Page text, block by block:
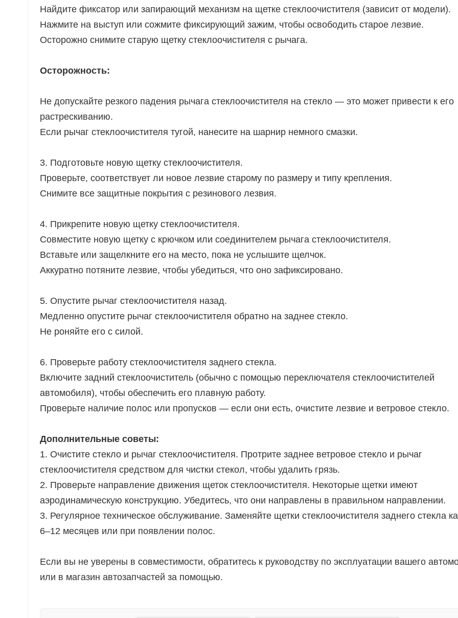
Найдите фиксатор или запирающий механизм на щетке стеклоочистителя (зависит от модели).
Нажмите на выступ или сожмите фиксирующий зажим, чтобы освободить старое лезвие.
Осторожно снимите старую щетку стеклоочистителя с рычага.
Осторожность:
Не допускайте резкого падения рычага стеклоочистителя на стекло — это может привести к его
растрескиванию.
Если рычаг стеклоочистителя тугой, нанесите на шарнир немного смазки.
3. Подготовьте новую щетку стеклоочистителя.
Проверьте, соответствует ли новое лезвие старому по размеру и типу крепления.
Снимите все защитные покрытия с резинового лезвия.
4. Прикрепите новую щетку стеклоочистителя.
Совместите новую щетку с крючком или соединителем рычага стеклоочистителя.
Вставьте или защелкните его на место, пока не услышите щелчок.
Аккуратно потяните лезвие, чтобы убедиться, что оно зафиксировано.
5. Опустите рычаг стеклоочистителя назад.
Медленно опустите рычаг стеклоочистителя обратно на заднее стекло.
Не роняйте его с силой.
6. Проверьте работу стеклоочистителя заднего стекла.
Включите задний стеклоочиститель (обычно с помощью переключателя стеклоочистителей
автомобиля), чтобы обеспечить его плавную работу.
Проверьте наличие полос или пропусков — если они есть, очистите лезвие и ветровое стекло.
Дополнительные советы:
1. Очистите стекло и рычаг стеклоочистителя. Протрите заднее ветровое стекло и рычаг
стеклоочистителя средством для чистки стекол, чтобы удалить грязь.
2. Проверьте направление движения щеток стеклоочистителя. Некоторые щетки имеют
аэродинамическую конструкцию. Убедитесь, что они направлены в правильном направлении.
3. Регулярное техническое обслуживание. Заменяйте щетки стеклоочистителя заднего стекла
6–12 месяцев или при появлении полос.
Если вы не уверены в совместимости, обратитесь к руководству по эксплуатации вашего
или в магазин автозапчастей за помощью.